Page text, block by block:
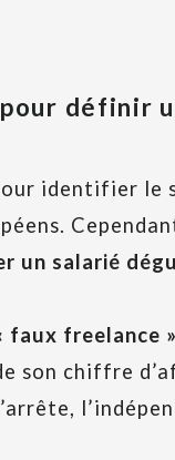
définir
identifier le
un salarié
faux freelance
son chiffre